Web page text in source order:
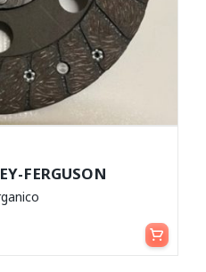
FERGUSON
Aggiungi al carrello